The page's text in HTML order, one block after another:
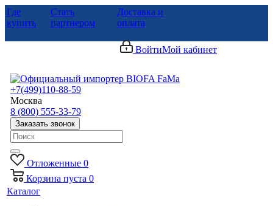
Где
купить
Стать
партнером
Доставка и
оплата
ВойтиМой кабинет
+7(499)110-88-59
Москва
8 (800) 555-33-79
Заказать звонок
Отложенные 0
Корзина пуста 0
Каталог